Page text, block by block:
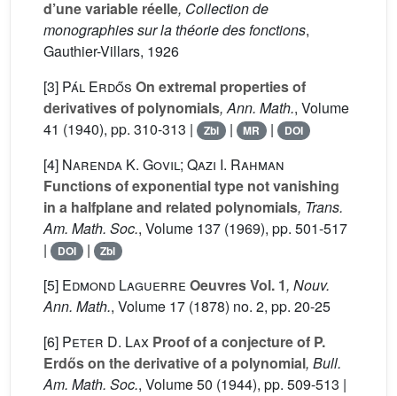
d’une variable réelle, Collection de
monographies sur la théorie des fonctions,
Gauthier-Villars, 1926
[3] Pál Erdős On extremal properties of
derivatives of polynomials, Ann. Math., Volume
41 (1940), pp. 310-313 | Zbl | MR | DOI
[4] Narenda K. Govil; Qazi I. Rahman
Functions of exponential type not vanishing
in a halfplane and related polynomials, Trans.
Am. Math. Soc., Volume 137 (1969), pp. 501-517
|
DOI | Zbl
[5] Edmond Laguerre Oeuvres Vol. 1, Nouv.
Ann. Math., Volume 17 (1878) no. 2, pp. 20-25
[6] Peter D. Lax Proof of a conjecture of P.
Erdős on the derivative of a polynomial, Bull.
Am. Math. Soc., Volume 50 (1944), pp. 509-513 |